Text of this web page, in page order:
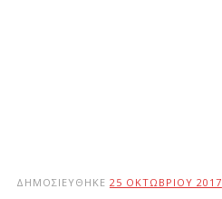
ΔΗΜΟΣΙΕΎΘΗΚΕ 25 ΟΚΤΩΒΡΊΟΥ 2017